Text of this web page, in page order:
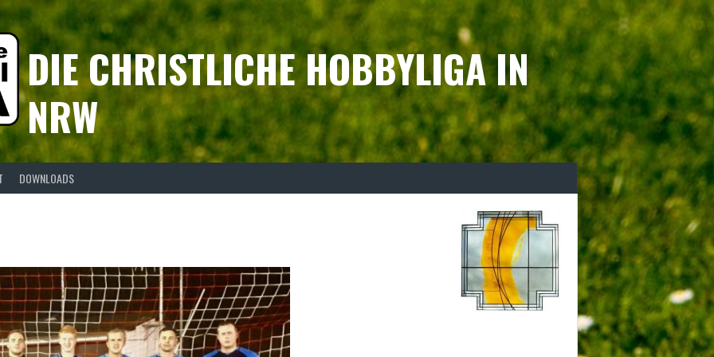
DIE CHRISTLICHE HOBBYLIGA IN
NRW
DOWNLOADS